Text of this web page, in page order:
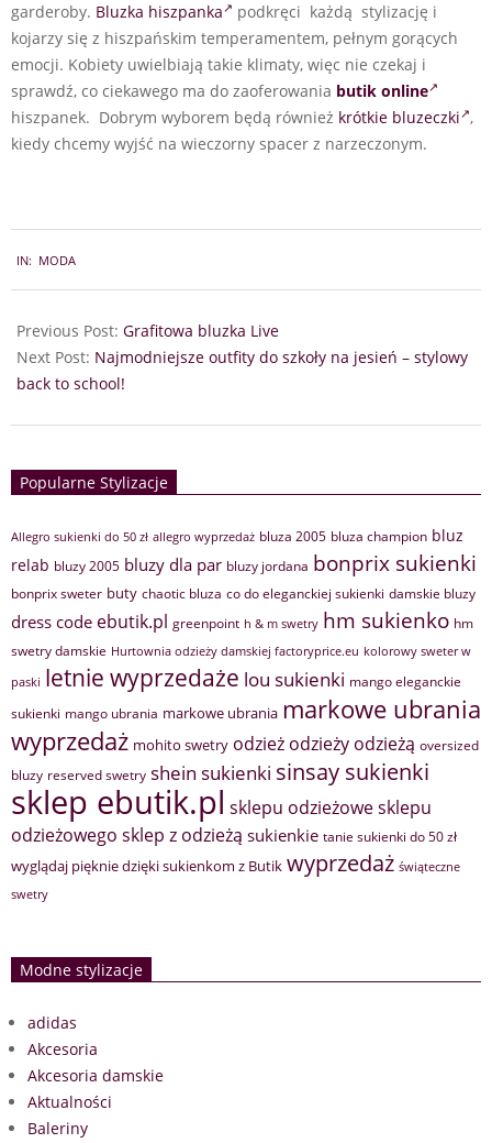
garderoby. Bluzka hiszpanka
podkręci każdą stylizację i
kojarzy się z hiszpańskim temperamentem, pełnym gorących
emocji. Kobiety uwielbiają takie klimaty, więc nie czekaj i
sprawdź, co ciekawego ma do zaoferowania butik online
hiszpanek. Dobrym wyborem będą również krótkie bluzeczki ,
kiedy chcemy wyjść na wieczorny spacer z narzeczonym.
08-
12
IN: MODA
Previous Post: Grafitowa bluzka Live
Next Post: Najmodniejsze outfity do szkoły na jesień – stylowy
back to school!
Popularne Stylizacje
Allegro sukienki do 50 zł allegro wyprzedaż bluza 2005 bluza champion bluz
relab bluzy 2005 bluzy dla par bluzy jordana bonprix sukienki
bonprix sweter buty chaotic bluza co do eleganckiej sukienki damskie bluzy
dress code ebutik.pl greenpoint h & m swetry hm sukienko hm
swetry damskie Hurtownia odzieży damskiej factoryprice.eu kolorowy sweter w
paski letnie wyprzedaże lou sukienki mango eleganckie
sukienki mango ubrania markowe ubrania markowe ubrania
wyprzedaż mohito swetry odzież odzieży odzieżą oversized
bluzy reserved swetry shein sukienki sinsay sukienki
sklep ebutik.pl sklepu odzieżowesklepu
odzieżowego sklep z odzieżą sukienkie tanie sukienki do 50 zł
wyglądaj pięknie dzięki sukienkom z Butik wyprzedaż świąteczne
swetry
Modne stylizacje
adidas
Akcesoria
Akcesoria damskie
Aktualności
Baleriny